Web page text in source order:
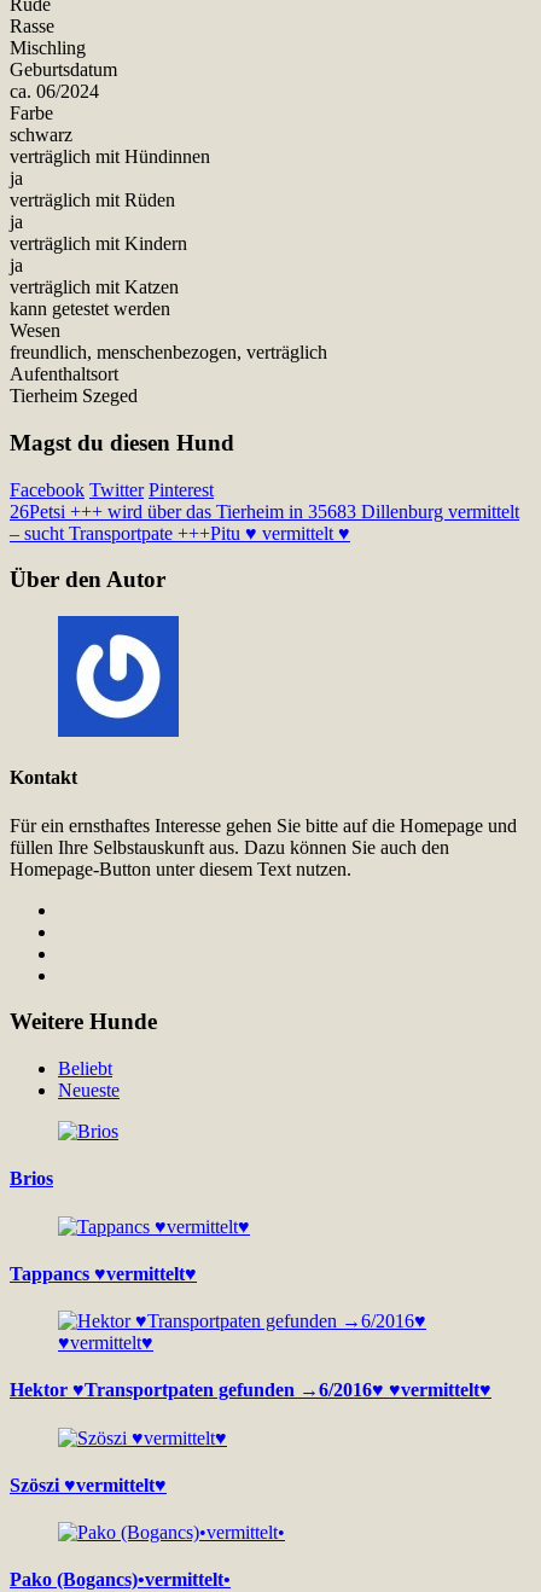
Rüde
Rasse
Mischling
Geburtsdatum
ca. 06/2024
Farbe
schwarz
verträglich mit Hündinnen
ja
verträglich mit Rüden
ja
verträglich mit Kindern
ja
verträglich mit Katzen
kann getestet werden
Wesen
freundlich, menschenbezogen, verträglich
Aufenthaltsort
Tierheim Szeged
Magst du diesen Hund
Facebook Twitter Pinterest
26Petsi +++ wird über das Tierheim in 35683 Dillenburg vermittelt
– sucht Transportpate +++Pitu ♥ vermittelt ♥
Über den Autor
Kontakt
Für ein ernsthaftes Interesse gehen Sie bitte auf die Homepage und
füllen Ihre Selbstauskunft aus. Dazu können Sie auch den
Homepage-Button unter diesem Text nutzen.
Weitere Hunde
Beliebt
Neueste
Brios
Tappancs ♥vermittelt♥
Hektor ♥Transportpaten gefunden →6/2016♥ ♥vermittelt♥
Szöszi ♥vermittelt♥
Pako (Bogancs)•vermittelt•